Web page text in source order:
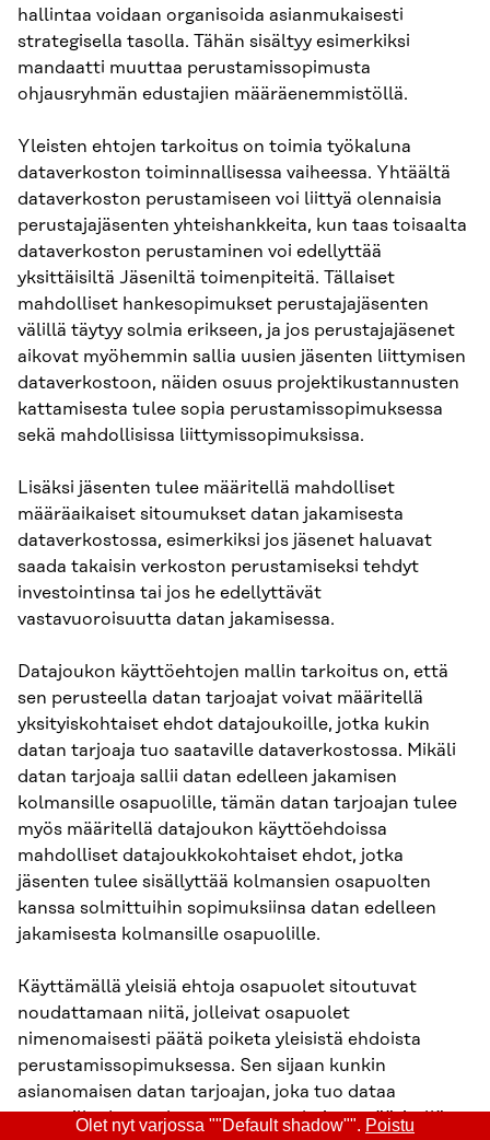
hallintaa voidaan organisoida asianmukaisesti
strategisella tasolla. Tähän sisältyy esimerkiksi
mandaatti muuttaa perustamissopimusta
ohjausryhmän edustajien määräenemmistöllä.
Yleisten ehtojen tarkoitus on toimia työkaluna
dataverkoston toiminnallisessa vaiheessa. Yhtäältä
dataverkoston perustamiseen voi liittyä olennaisia
perustajajäsenten yhteishankkeita, kun taas toisaalta
dataverkoston perustaminen voi edellyttää
yksittäisiltä Jäseniltä toimenpiteitä. Tällaiset
mahdolliset hankesopimukset perustajajäsenten
välillä täytyy solmia erikseen, ja jos perustajajäsenet
aikovat myöhemmin sallia uusien jäsenten liittymisen
dataverkostoon, näiden osuus projektikustannusten
kattamisesta tulee sopia perustamissopimuksessa
sekä mahdollisissa liittymissopimuksissa.
Lisäksi jäsenten tulee määritellä mahdolliset
määräaikaiset sitoumukset datan jakamisesta
dataverkostossa, esimerkiksi jos jäsenet haluavat
saada takaisin verkoston perustamiseksi tehdyt
investointinsa tai jos he edellyttävät
vastavuoroisuutta datan jakamisessa.
Datajoukon käyttöehtojen mallin tarkoitus on, että
sen perusteella datan tarjoajat voivat määritellä
yksityiskohtaiset ehdot datajoukoille, jotka kukin
datan tarjoaja tuo saataville dataverkostossa. Mikäli
datan tarjoaja sallii datan edelleen jakamisen
kolmansille osapuolille, tämän datan tarjoajan tulee
myös määritellä datajoukon käyttöehdoissa
mahdolliset datajoukkokohtaiset ehdot, jotka
jäsenten tulee sisällyttää kolmansien osapuolten
kanssa solmittuihin sopimuksiinsa datan edelleen
jakamisesta kolmansille osapuolille.
Käyttämällä yleisiä ehtoja osapuolet sitoutuvat
noudattamaan niitä, jolleivat osapuolet
nimenomaisesti päätä poiketa yleisistä ehdoista
perustamissopimuksessa. Sen sijaan kunkin
asianomaisen datan tarjoajan, joka tuo dataa
saataville dataverkostossa, on tarkoitus määritellä
Olet nyt varjossa ""Default shadow"". Poistu